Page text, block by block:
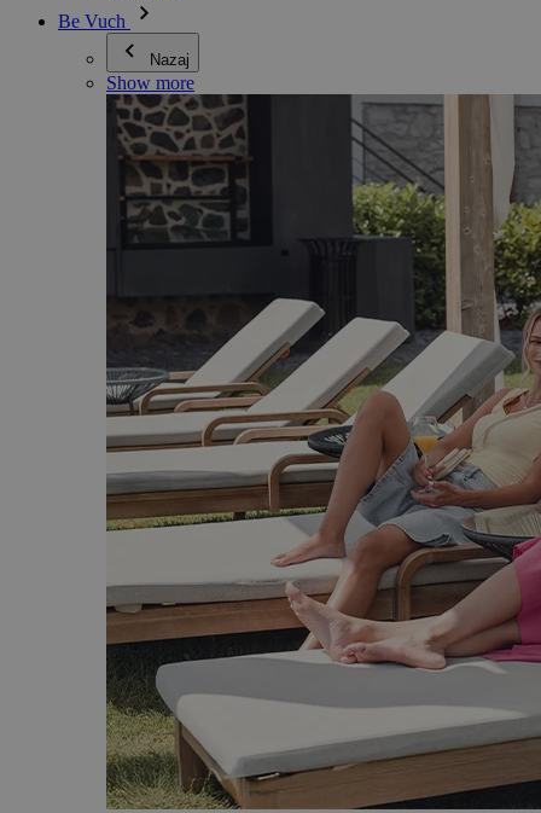
Be Vuch
Nazaj
Show more